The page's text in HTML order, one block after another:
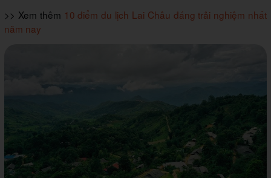
>> Xem thêm 10 điểm du lịch Lai Châu đáng trải nghiệm nhất
năm nay